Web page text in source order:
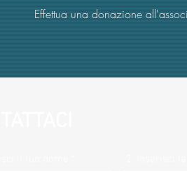
Effettua una donazione